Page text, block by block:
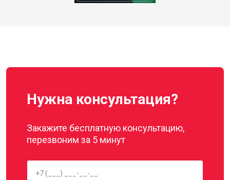
Нужна консультация?
Закажите бесплатную консультацию,
перезвоним за 5 минут